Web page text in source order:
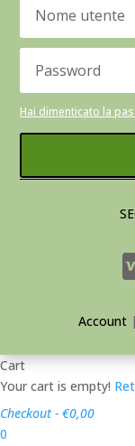
Hai dimenticato la
Account |
Cart
Your cart is empty!
Checkout - €0,00
0